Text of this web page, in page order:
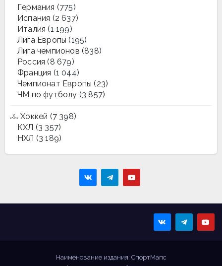
Германия (775)
Испания (2 637)
Италия (1 199)
Лига Европы (195)
Лига чемпионов (838)
Россия (8 679)
Франция (1 044)
Чемпионат Европы (23)
ЧМ по футболу (3 857)
Хоккей (7 398)
КХЛ (3 357)
НХЛ (3 189)
Наименование издания: СпортМапс